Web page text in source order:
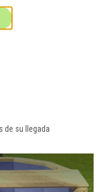
útil:
de su llegada